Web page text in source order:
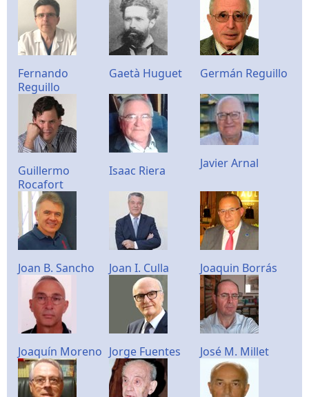
Fernando
Reguillo
Gaetà Huguet Germán Reguillo
Guillermo
Rocafort
Isaac Riera Javier Arnal
Joan B. Sancho Joan I. Culla Joaquin Borrás
Joaquín Moreno Jorge Fuentes José M. Millet